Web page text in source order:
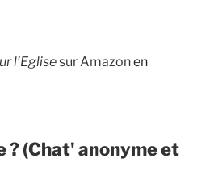
l’Eglisesur Amazonen
? (Chat' anonyme et